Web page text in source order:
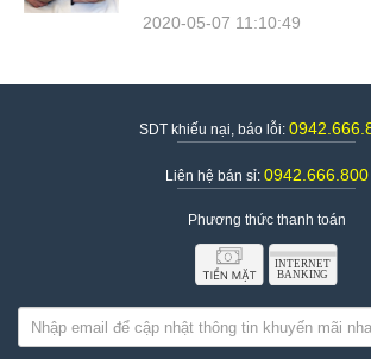
2020-05-07 11:10:49
SDT khiếu nại, báo lỗi:
Liên hệ bán sỉ: 0942.666.800
Phương thức thanh toán